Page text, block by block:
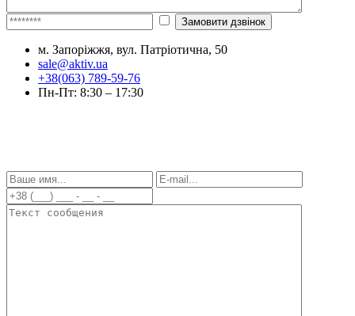
м. Запоріжжя, вул. Патріотична, 50
sale@aktiv.ua
+38(063) 789-59-76
Пн-Пт: 8:30 – 17:30